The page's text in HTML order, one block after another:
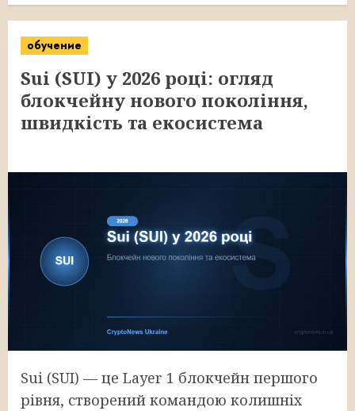
обучение
Sui (SUI) у 2026 році: огляд
блокчейну нового покоління,
швидкість та екосистема
Sui (SUI) — це Layer 1 блокчейн першого
рівня, створений командою колишніх